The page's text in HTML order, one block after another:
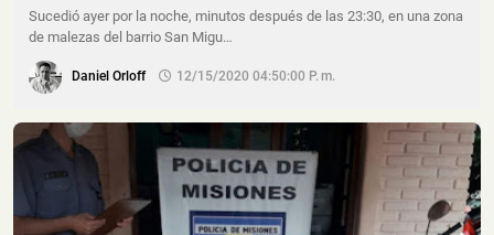
Sucedió ayer por la noche, minutos después de las 23:30, en una zona
de malezas del barrio San Migu…
Daniel Orloff 12/15/2020 04:50:00 P. M.